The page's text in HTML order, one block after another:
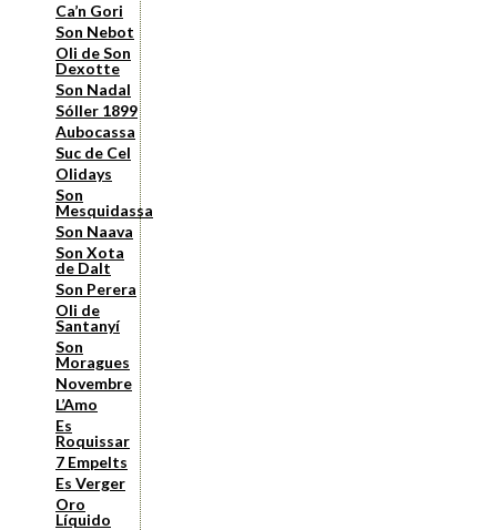
Ca’n Gori
Son Nebot
Oli de Son
Dexotte
Son Nadal
Sóller 1899
Aubocassa
Suc de Cel
Olidays
Son
Mesquidassa
Son Naava
Son Xota
de Dalt
Son Perera
Oli de
Santanyí
Son
Moragues
Novembre
L’Amo
Es
Roquissar
7 Empelts
Es Verger
Oro
Líquido